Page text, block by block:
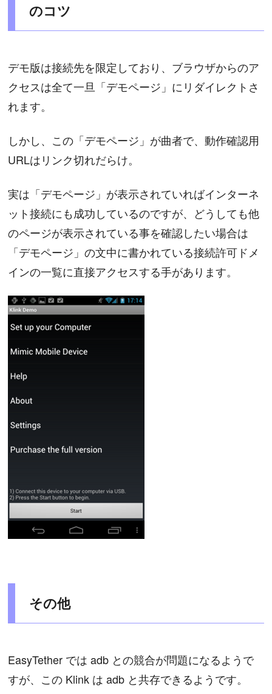
のコツ
デモ版は接続先を限定しており、ブラウザからのア
クセスは全て一旦「デモページ」にリダイレクトさ
れます。
しかし、この「デモページ」が曲者で、動作確認用
URLはリンク切れだらけ。
実は「デモページ」が表示されていればインターネ
ット接続にも成功しているのですが、どうしても他
のページが表示されている事を確認したい場合は
「デモページ」の文中に書かれている接続許可ドメ
インの一覧に直接アクセスする手があります。
その他
EasyTether では adb との競合が問題になるようで
すが、この Klink は adb と共存できるようです。